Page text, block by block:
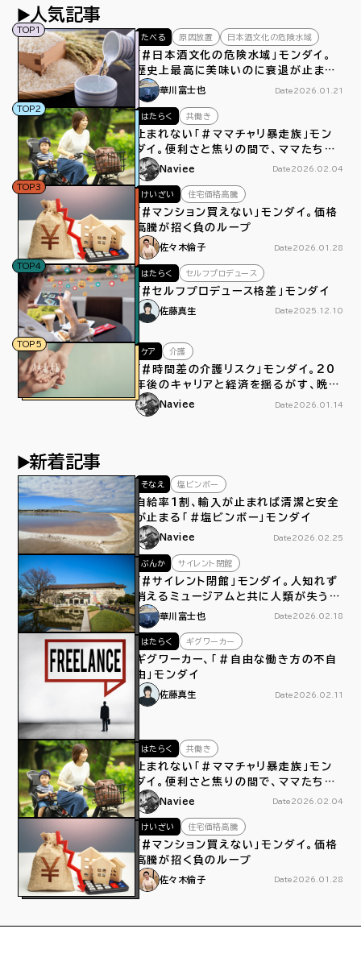
人気記事
TOP1
たべる
原因放置 日本酒文化の危険水域
「#日本酒文化の危険水域」モンダイ。
歴史上最高に美味いのに衰退が止まら
ない華川富士也 Date 2026.01.21
TOP2
はたらく
共働き
止まれない「＃ママチャリ暴走族」モン
ダイ。便利さと焦りの間で、ママたちは
今日もペダルをこぐ
Naviee Date 2026.02.04
TOP3
けいざい
住宅価格高騰
「#マンション買えない」モンダイ。価格
高騰が招く負のループ
佐々木倫子 Date 2026.01.28
TOP4
はたらく
セルフプロデュース
「#セルフプロデュース格差」モンダイ
佐藤真生 Date 2025.12.10
TOP5
ケア
介護
「#時間差の介護リスク」モンダイ。20
年後のキャリアと経済を揺るがす、晩産
化による介護離職
Naviee Date 2026.01.14
新着記事
そなえ 塩ビンボー
自給率１割、輸入が止まれば清潔と安全
が止まる「＃塩ビンボー」モンダイ
Naviee Date 2026.02.25
ぶんか サイレント閉館
「#サイレント閉館」モンダイ。人知れず
消えるミュージアムと共に人類が失うモ
ノ
華川富士也 Date 2026.02.18
はたらく ギグワーカー
ギグワーカー、「＃自由な働き方の不自
由」モンダイ
佐藤真生 Date 2026.02.11
はたらく 共働き
止まれない「＃ママチャリ暴走族」モン
ダイ。便利さと焦りの間で、ママたちは
今日もペダルをこぐ
Naviee Date 2026.02.04
けいざい 住宅価格高騰
「#マンション買えない」モンダイ。価格
高騰が招く負のループ
佐々木倫子 Date 2026.01.28